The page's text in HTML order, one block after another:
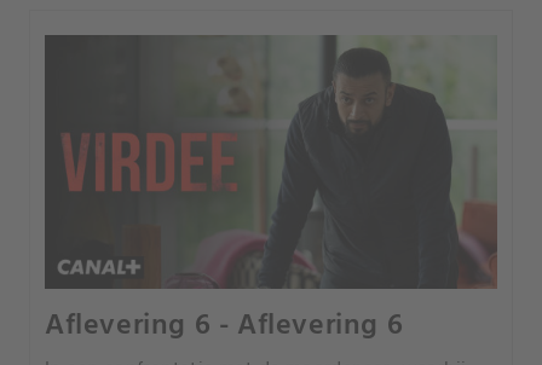
Aflevering 6 - Aflevering 6